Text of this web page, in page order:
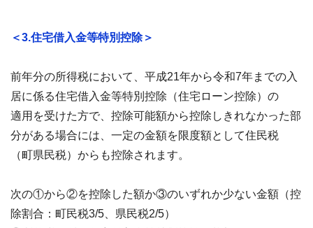
＜3.住宅借入金等特別控除＞
前年分の所得税において、平成21年から令和7年までの入
居に係る住宅借入金等特別控除（住宅ローン控除）の
適用を受けた方で、控除可能額から控除しきれなかった部
分がある場合には、一定の金額を限度額として住民税
（町県民税）からも控除されます。
次の①から②を控除した額か③のいずれか少ない金額（控
除割合：町民税3/5、県民税2/5）